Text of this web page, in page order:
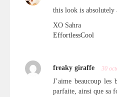
this look is absolutely
XO Sahra
EffortlessCool
freaky giraffe 30
J’aime beaucoup
parfaite, ainsi que sa